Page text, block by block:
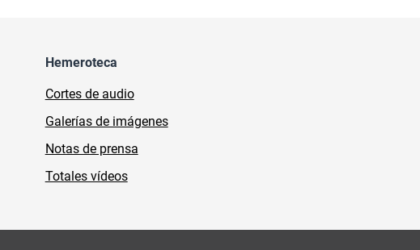
Hemeroteca
Cortes de audio
Galerías de imágenes
Notas de prensa
Totales vídeos